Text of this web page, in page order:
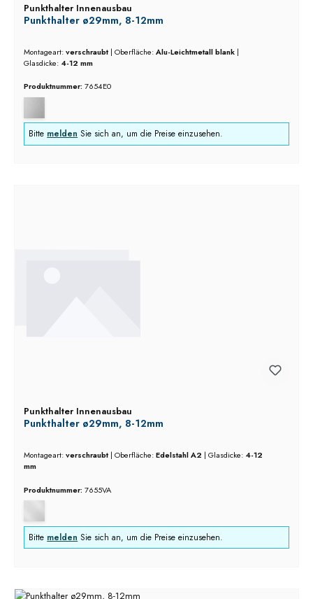
Punkthalter Innenausbau
Punkthalter ø29mm, 8-12mm
Montageart:verschraubt | Oberfläche:Alu-Leichtmetall blank |
Glasdicke: 4-12 mm
Produktnummer: 7654E0
Bitte melden Sie sich an, um die Preise einzusehen.
Punkthalter Innenausbau
Punkthalter ø29mm, 8-12mm
Montageart:verschraubt | Oberfläche:Edelstahl A2 | Glasdicke: 4-12
mm
Produktnummer: 7655VA
Bitte melden Sie sich an, um die Preise einzusehen.